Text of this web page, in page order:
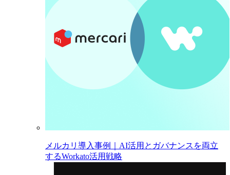
メルカリ導入事例｜AI活用とガバナンスを両立
するWorkato活用戦略